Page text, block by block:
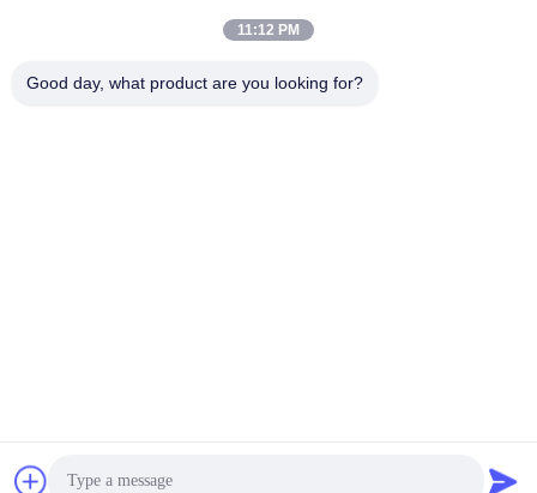
China Goede Kwaliteit Droge Mortierinstallatie Auteursrecht © 2018-2026
11:12 PM
Good day, what product are you looking for?